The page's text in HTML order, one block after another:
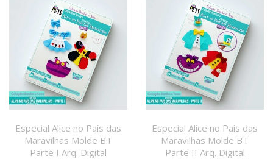
Especial Alice no País das
Maravilhas Molde BT
Parte I Arq. Digital
Especial Alice no País das
Maravilhas Molde BT
Parte II Arq. Digital